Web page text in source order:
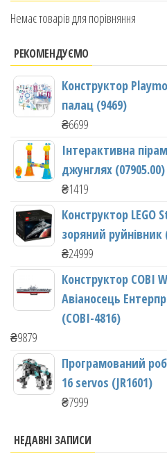
Немає товарів для порівняння
РЕКОМЕНДУЄМО
Конструктор
палац (9469)
₴6699
Інтерактивна
джунглях (07905.00)
₴1419
Конструктор LEGO
зоряний руйнівник
₴24999
Конструктор COBI
Авіаносець
(COBI-4816)
₴9879
Програмований
16 servos (JR1601)
₴7999
НЕДАВНІ ЗАПИСИ